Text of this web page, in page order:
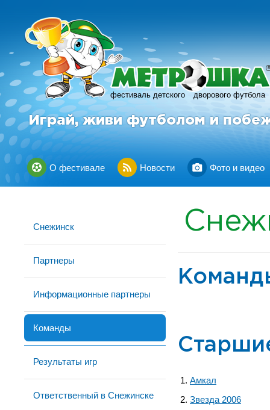
фестиваль детского дворового футбола
R
Играй, живи футболом и
О фестивале Новости Фото и видео
Снежинск
Партнеры
Информационные партнеры
Команды
Результаты игр
Ответственный в Снежинске
Амкал
Звезда 2006